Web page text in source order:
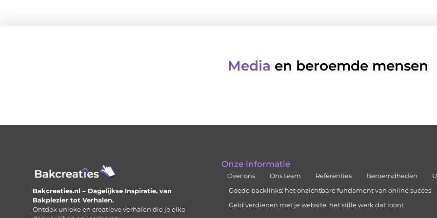
Media en beroemde mensen
Bakcreaties.nl – Dagelijkse Inspiratie, van
Bakplezier tot Verhalen.
Ontdek unieke en creatieve verhalen die je elke
Onze informatie
Over ons Ons team Referenties Beroemdheden
Goede backlinks: het onzichtbare fundament van online succes
Geld verdienen met je website: het stille werk dat loont